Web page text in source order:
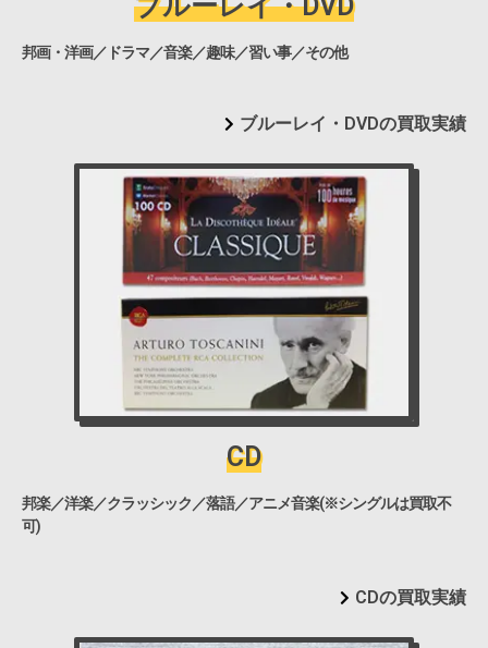
邦画・洋画／ドラマ／音楽／趣味／習い事／その他
ブルーレイ・DVDの買取実績
CD
邦楽／洋楽／クラッシック／落語／アニメ音楽(※シングルは買取不
可)
CDの買取実績